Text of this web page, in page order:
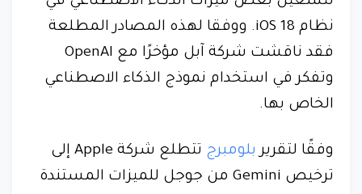
نظام iOS 18. ووفقا لهذه المصادر المطلعة
فقد ناقشت شركة آبل مؤخرًا مع OpenAI
وتفكر في استخدام نموذج الذكاء الاصطناعي
الخاص بها.
وفقًا لتقرير بلومبرج
تتطلع شركة Apple إلى
ترخيص Gemini من جوجل للميزات المستندة